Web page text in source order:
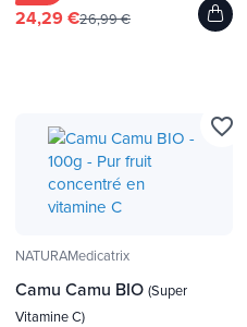
24,29 €26,99 €
NATURAMedicatrix
Camu Camu BIO (Super
Vitamine C)
favorite_border